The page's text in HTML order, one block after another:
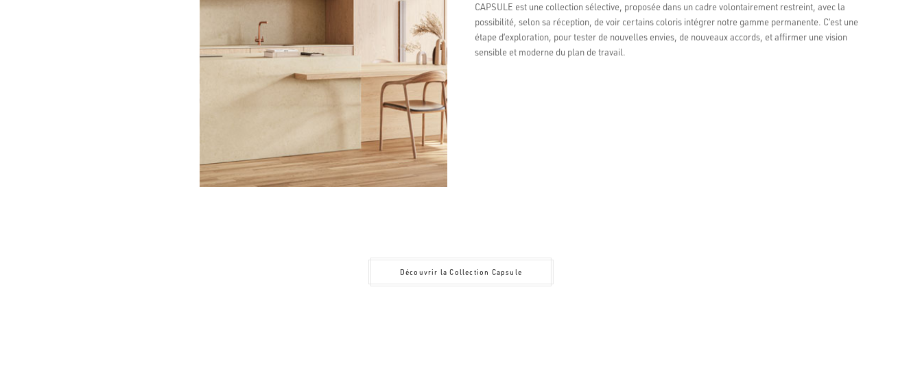
CAPSULE est une collection sélective, proposée dans un cadre volontairement restreint, avec la
possibilité, selon sa réception, de voir certains coloris intégrer notre gamme permanente. C’est une
étape d’exploration, pour tester de nouvelles envies, de nouveaux accords, et affirmer une vision
sensible et moderne du plan de travail.
Découvrir la Collection Capsule
Evaluations Google
4.6
Basé sur 138 avis